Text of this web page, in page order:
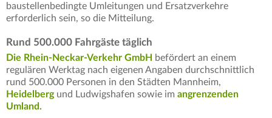
baustellenbedingte Umleitungen und Ersatzverkehre
erforderlich sein, so die Mitteilung.
Rund 500.000 Fahrgäste täglich
Die Rhein-Neckar-Verkehr GmbH befördert an einem
regulären Werktag nach eigenen Angaben durchschnittlich
rund 500.000 Personen in den Städten Mannheim,
Heidelbergund Ludwigshafen sowie im angrenzenden
Umland.